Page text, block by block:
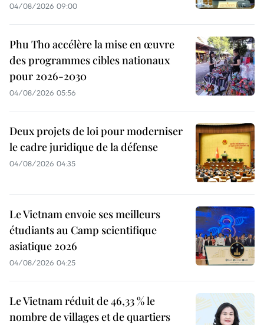
04/08/2026 09:00
Phu Tho accélère la mise en œuvre
des programmes cibles nationaux
pour 2026-2030
04/08/2026 05:56
Deux projets de loi pour moderniser
le cadre juridique de la défense
04/08/2026 04:35
Le Vietnam envoie ses meilleurs
étudiants au Camp scientifique
asiatique 2026
04/08/2026 04:25
Le Vietnam réduit de 46,33 % le
nombre de villages et de quartiers